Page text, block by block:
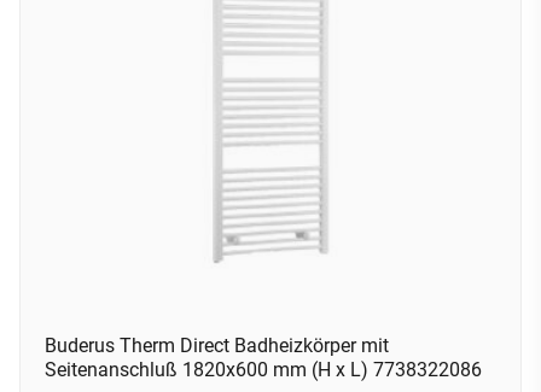
Buderus Therm Direct Badheizkörper mit
Seitenanschluß 1820x600 mm (H x L) 7738322086